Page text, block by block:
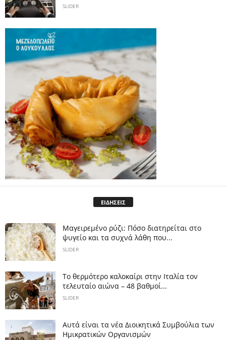
SLIDER
ΕΙΔΗΣΕΙΣ
Μαγειρεμένο ρύζι: Πόσο διατηρείται στο
ψυγείο και τα συχνά λάθη που...
SLIDER
Το θερμότερο καλοκαίρι στην Ιταλία τον
τελευταίο αιώνα – 48 βαθμοί...
SLIDER
Αυτά είναι τα νέα Διοικητικά Συμβούλια των
Ημικρατικών Οργανισμών